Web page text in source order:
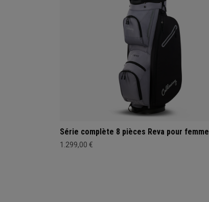
Série complète 8 pièces Reva pour femme
1.299,00 €